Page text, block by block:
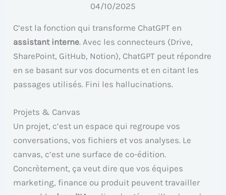
04/10/2025
C’est la fonction qui transforme ChatGPT en
assistant interne. Avec les connecteurs (Drive,
SharePoint, GitHub, Notion), ChatGPT peut répondre
en se basant sur vos documents et en citant les
passages utilisés. Fini les hallucinations.
Projets & Canvas
Un projet, c’est un espace qui regroupe vos
conversations, vos fichiers et vos analyses. Le
canvas, c’est une surface de co-édition.
Concrètement, ça veut dire que vos équipes
marketing, finance ou produit peuvent travailler